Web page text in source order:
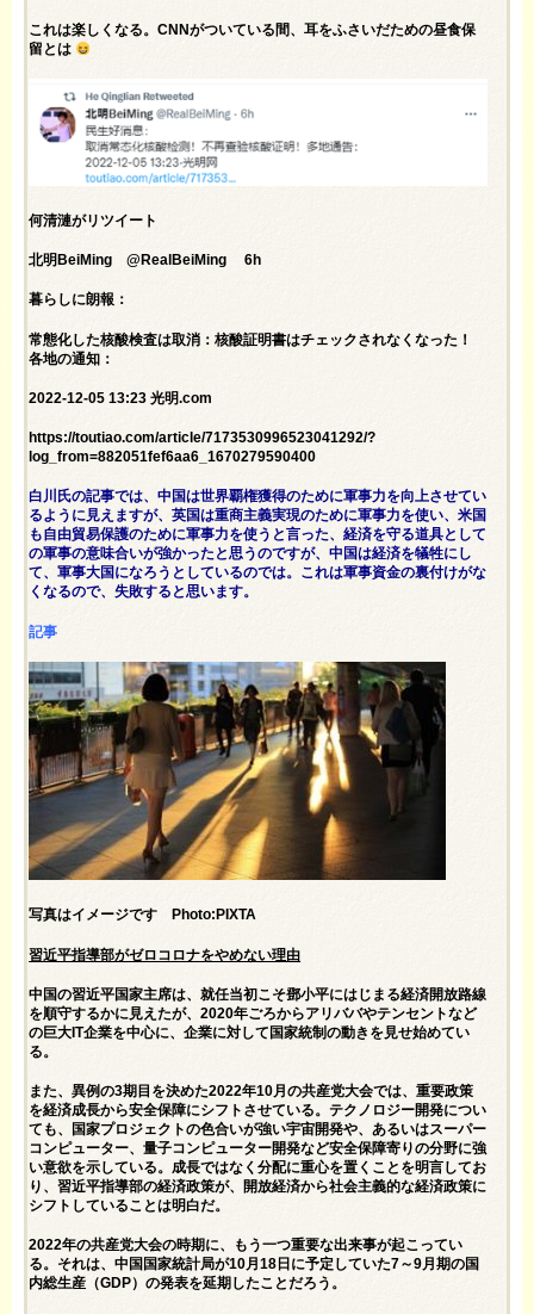
これは楽しくなる。CNNがついている間、耳をふさいだための昼食保
留とは
何清漣がリツイート
北明BeiMing @RealBeiMing 6h
暮らしに朗報：
常態化した核酸検査は取消：核酸証明書はチェックされなくなった！
各地の通知：
2022-12-05 13:23 光明.com
https://toutiao.com/article/7173530996523041292/?
log_from=882051fef6aa6_1670279590400
白川氏の記事では、中国は世界覇権獲得のために軍事力を向上させてい
るように見えますが、英国は重商主義実現のために軍事力を使い、米国
も自由貿易保護のために軍事力を使うと言った、経済を守る道具として
の軍事の意味合いが強かったと思うのですが、中国は経済を犠牲にし
て、軍事大国になろうとしているのでは。これは軍事資金の裏付けがな
くなるので、失敗すると思います。
記事
写真はイメージです Photo:PIXTA
習近平指導部がゼロコロナをやめない理由
中国の習近平国家主席は、就任当初こそ鄧小平にはじまる経済開放路線
を順守するかに見えたが、2020年ごろからアリババやテンセントなど
の巨大IT企業を中心に、企業に対して国家統制の動きを見せ始めてい
る。
また、異例の3期目を決めた2022年10月の共産党大会では、重要政策
を経済成長から安全保障にシフトさせている。テクノロジー開発につい
ても、国家プロジェクトの色合いが強い宇宙開発や、あるいはスーパー
コンピューター、量子コンピューター開発など安全保障寄りの分野に強
い意欲を示している。成長ではなく分配に重心を置くことを明言してお
り、習近平指導部の経済政策が、開放経済から社会主義的な経済政策に
シフトしていることは明白だ。
2022年の共産党大会の時期に、もう一つ重要な出来事が起こってい
る。それは、中国国家統計局が10月18日に予定していた7～9月期の国
内総生産（GDP）の発表を延期したことだろう。